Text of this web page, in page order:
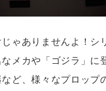
ゃありませんよ！シ
メカや「ゴジラ」に
など、様々なプロップ